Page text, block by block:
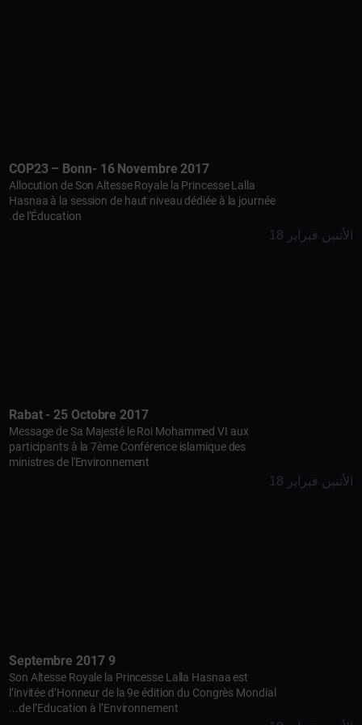
COP23 – Bonn- 16 Novembre 2017
Allocution de Son Altesse Royale la Princesse Lalla
Hasnaa à la session de haut niveau dédiée à la journée
de l’Éducation.
الأثنين فبراير 18
Rabat - 25 Octobre 2017
Message de Sa Majesté le Roi Mohammed VI aux
participants à la 7ème Conférence islamique des
ministres de l'Environnement
الأثنين فبراير 18
9 Septembre 2017
Son Altesse Royale la Princesse Lalla Hasnaa est
l’invitée d’Honneur de la 9e édition du Congrès Mondial
de l’Education à l’Environnement...